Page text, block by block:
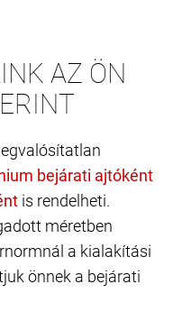
AZ ÖN
is rendelheti.
méretben
a kialakítási
önnek a bejárati